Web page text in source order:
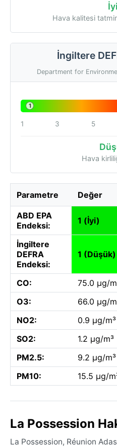
İyi
Hava kalitesi
İngiltere
Department for
1
1 3 5
Hava
Parametre Değer
ABD EPA
Endeksi:
1 (İyi)
İngiltere
DEFRA
Endeksi:
1 (Düşük)
CO:
75.0 µg/
O3:
66.0 µg/
NO2:
0.9 µg/m³
SO2:
1.2 µg/m³
PM2.5:
9.2 µg/m³
PM10:
15.5 µg/
La Possession
La Possession, Réunion